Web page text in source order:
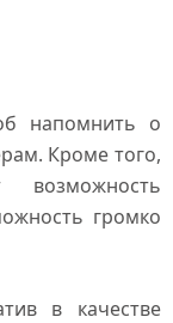
напомнить о
Кроме того,
возможность
громко
в качестве